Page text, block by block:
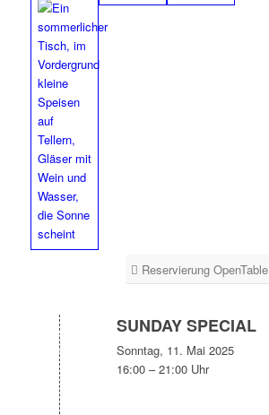
Reservierung OpenTable
SUNDAY SPECIAL
Sonntag, 11. Mai 2025
16:00 – 21:00 Uhr